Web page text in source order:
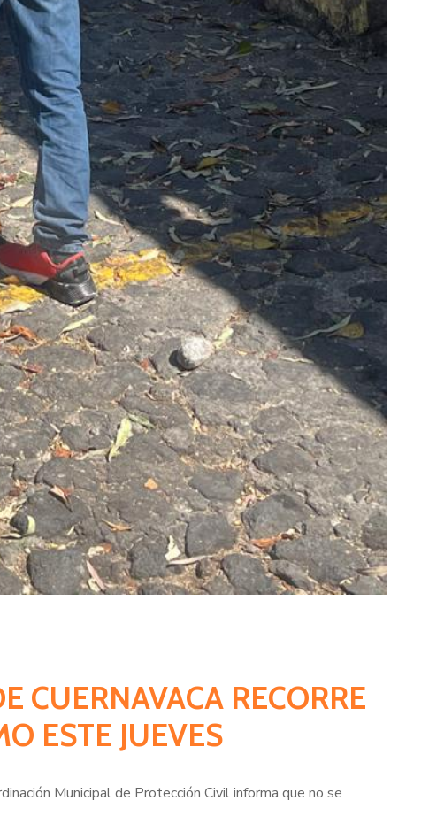
CUERNAVACA RECORRE
ESTE JUEVES
Municipal de Protección Civil informa que no se